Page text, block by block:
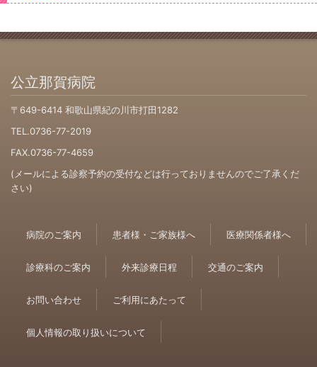
公立那賀病院
〒649-6414 和歌山県紀の川市打田1282
TEL.0736-77-2019
FAX.0736-77-4659
(メールによる診察予約の受付などは行っておりませんのでご了承くだ
さい)
病院のご案内 患者様・ご家族様へ 医療関係者様へ
診療科のご案内 外来診療日程 交通のご案内
お問い合わせ ご利用にあたって
個人情報の取り扱いについて